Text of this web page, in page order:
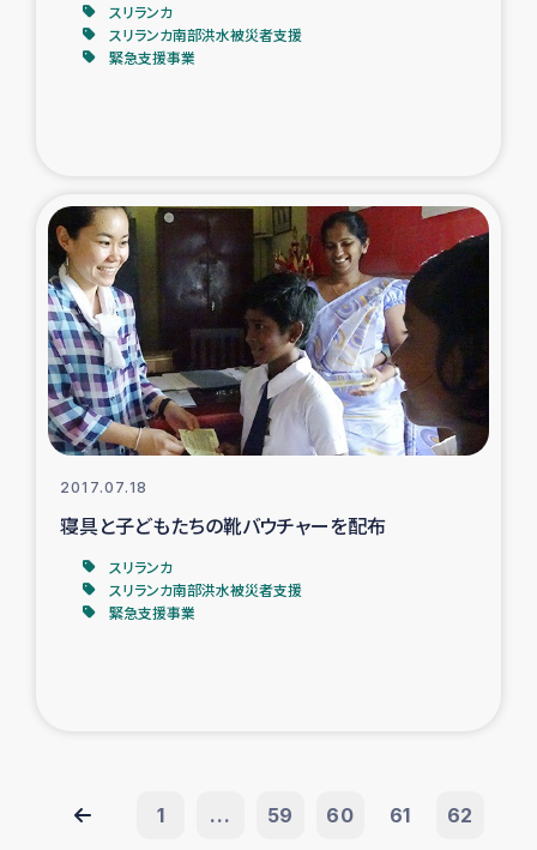
スリランカ
スリランカ南部洪水被災者支援
緊急支援事業
2017.07.18
寝具と子どもたちの靴バウチャーを配布
スリランカ
スリランカ南部洪水被災者支援
緊急支援事業
1 ... 59 60 61 62